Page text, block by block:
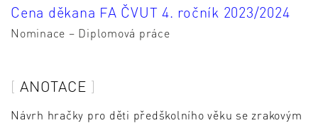
Cena děkana FA ČVUT 4. ročník 2023/2024
Nominace – Diplomová práce
ANOTACE
Návrh hračky pro děti předškolního věku se zrakovým